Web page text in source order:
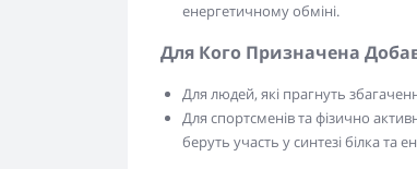
енергетичному обміні.
Для Кого Призначена
Для людей, які прагнуть
Для спортсменів та фізично
беруть участь у синтезі білка та